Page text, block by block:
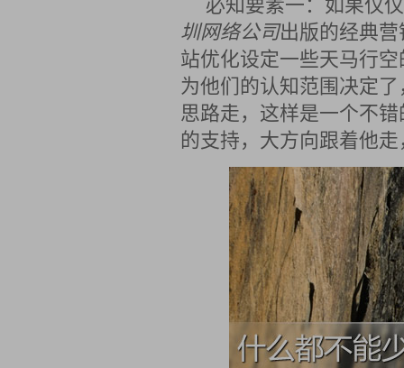
必知要素一：如果仅
圳网络公司出版的经典
站优化设定一些天马行
为他们的认知范围决定
思路走，这样是一个不
的支持，大方向跟着他